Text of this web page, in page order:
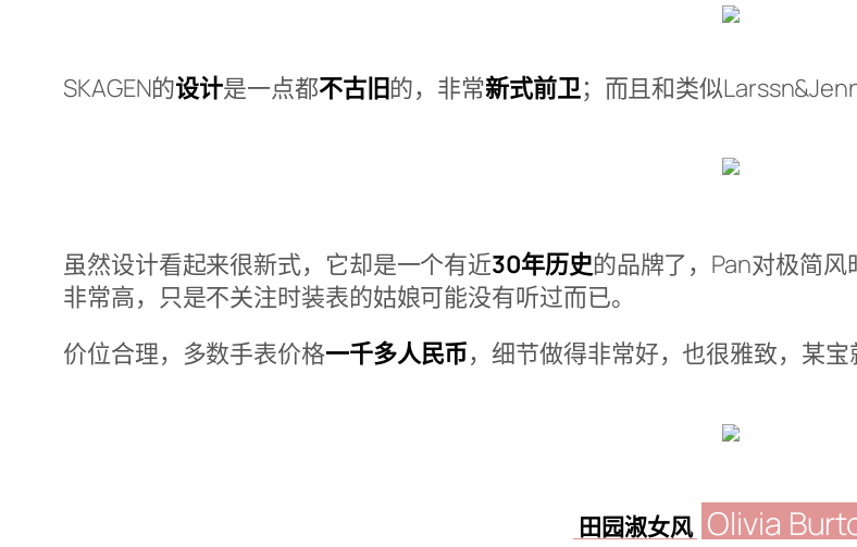
SKAGEN的设计是一点都不古旧的，非常新式前卫；而且和类似
虽然设计看起来很新式，它却是一个有近30年历史的品牌了，Pan对极简风
非常高，只是不关注时装表的姑娘可能没有听过而已。
价位合理，多数手表价格一千多人民币，细节做得非常好，也很雅致，某宝
田园淑女风 Olivia